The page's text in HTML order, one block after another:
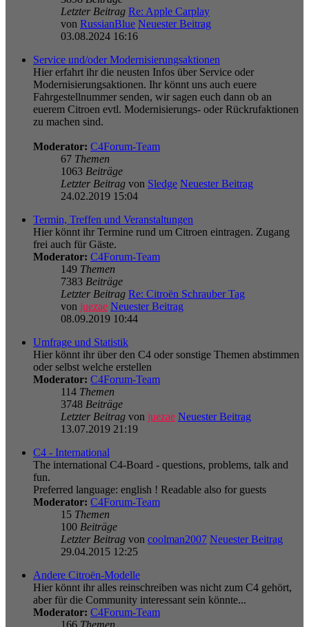
Letzter Beitrag Re: Apple Carplay
von RussianBlue Neuester Beitrag
03.08.2024 16:16
Service und/oder Modernisierungsaktionen
Hier erfahrt ihr die neusten Infos über Service oder
Modernisierungsaktionen. Ihr könnt uns auch euere
Fahrgestellnummer senden, wir sagen euch dann ob an
euerem Citroen evtl. Modernisierungs- oder Rückrufaktionen
zu machen sind.
Moderator: C4Forum-Team
67 Themen
1063 Beiträge
Letzter Beitrag von Sledge Neuester Beitrag
24.02.2019 15:04
Termin, Treffen und Veranstaltungen
Hier könnt ihr Termine rund um Citroen eintragen. Zugang
frei auch für Gäste.
Moderator: C4Forum-Team
149 Themen
7383 Beiträge
Letzter Beitrag Re: Citroën Schrauber Tag
von juezae Neuester Beitrag
08.09.2019 10:44
Umfrage und Statistik
Hier könnt ihr über den C4 oder sonstige Themen abstimmen
oder selbst welche erstellen
Moderator: C4Forum-Team
114 Themen
3748 Beiträge
Letzter Beitrag von juezae Neuester Beitrag
13.07.2019 21:19
C4 - International
The international C4-Board - questions, problems, talk and
fun.
Preferred language: english ! Readable also for guests
Moderator: C4Forum-Team
15 Themen
100 Beiträge
Letzter Beitrag von coolman2007 Neuester Beitrag
29.04.2015 12:25
Andere Citroën-Modelle
Hier könnt ihr alles reinschreiben was nicht zum C4 gehört,
aber für die Community interessant sein könnte...
Moderator: C4Forum-Team
166 Themen